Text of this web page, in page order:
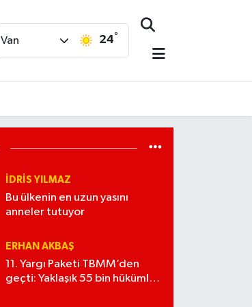
Van 24°
İDRIS YILMAZ
Bu ülkenin en uzun yasını
anneler tutuyor
ERHAN AKBAŞ
11. Yargı Paketi TBMM’den
geçti: Yaklaşık 55 bin hükümlü